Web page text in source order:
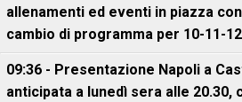
allenamenti ed eventi in piazza
cambio di programma per 10-11-
09:36 - Presentazione Napoli a
anticipata a lunedì sera alle 20.30,